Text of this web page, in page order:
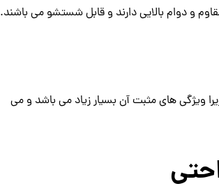
و دوام بالایی دارند و قابل شستشو می باشند.
ویژگی های مثبت آن بسیار زیاد می باشد و می